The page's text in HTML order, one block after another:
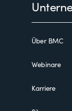
Über BMC
Webinare
Karriere